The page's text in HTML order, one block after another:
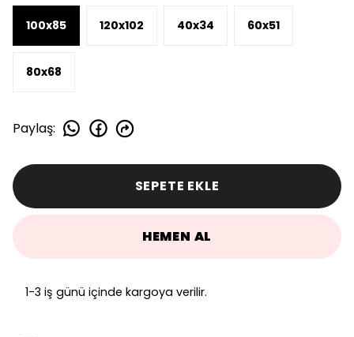
100x85 120x102 40x34 60x51
80x68
Paylaş:
SEPETE EKLE
HEMEN AL
1-3 iş günü içinde kargoya verilir.